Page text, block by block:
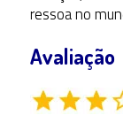
ressoa no
Avaliação